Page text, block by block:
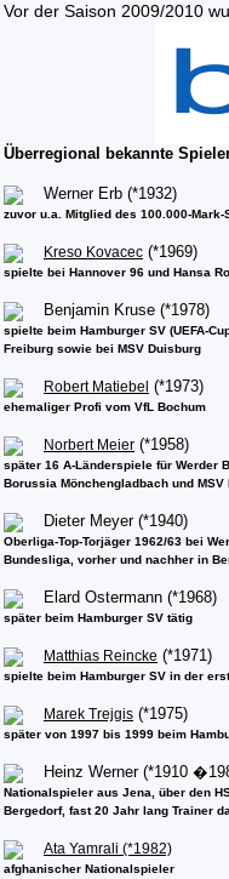
Vor der Saison 2009/2010
Überregional bekannte
Werner Erb (*1932)
zuvor u.a. Mitglied des 100.000-
Kreso Kovacec (*1969)
spielte bei Hannover 96 und Hansa
Benjamin Kruse (*1978)
spielte beim Hamburger SV (UEFA-
Freiburg sowie bei MSV Duisburg
Robert Matiebel (*1973)
ehemaliger Profi vom VfL Bochum
Norbert Meier (*1958)
später 16 A-Länderspiele für Werder
Borussia Mönchengladbach und
Dieter Meyer (*1940)
Oberliga-Top-Torjäger 1962/63 bei
Bundesliga, vorher und nachher in
Elard Ostermann (*1968)
später beim Hamburger SV tätig
Matthias Reincke (*1971)
spielte beim Hamburger SV in der
Marek Trejgis (*1975)
später von 1997 bis 1999 beim
Heinz Werner (*1910
Nationalspieler aus Jena, über den
Bergedorf, fast 20 Jahr lang Trainer
Ata Yamrali (*1982)
afghanischer Nationalspieler